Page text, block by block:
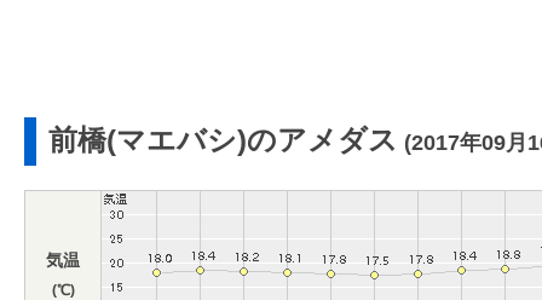
前橋(マエバシ)のアメダス (2017年09月
気温
(℃)